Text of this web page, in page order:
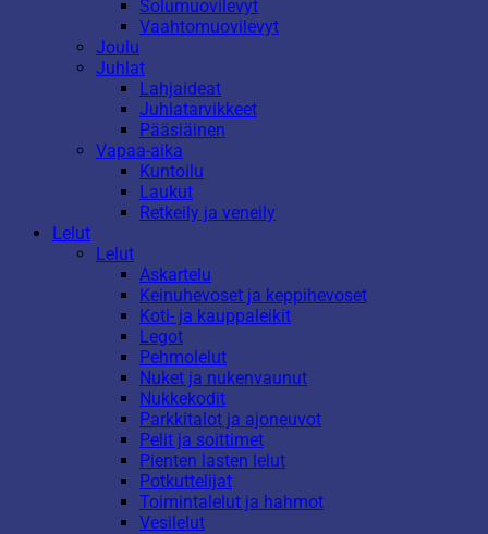
Solumuovilevyt
Vaahtomuovilevyt
Joulu
Juhlat
Lahjaideat
Juhlatarvikkeet
Pääsiäinen
Vapaa-aika
Kuntoilu
Laukut
Retkeily ja veneily
Lelut
Lelut
Askartelu
Keinuhevoset ja keppihevoset
Koti- ja kauppaleikit
Legot
Pehmolelut
Nuket ja nukenvaunut
Nukkekodit
Parkkitalot ja ajoneuvot
Pelit ja soittimet
Pienten lasten lelut
Potkuttelijat
Toimintalelut ja hahmot
Vesilelut